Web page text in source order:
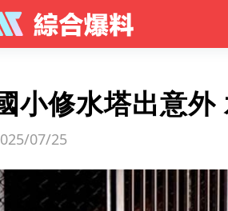
小修水塔出意
07/25